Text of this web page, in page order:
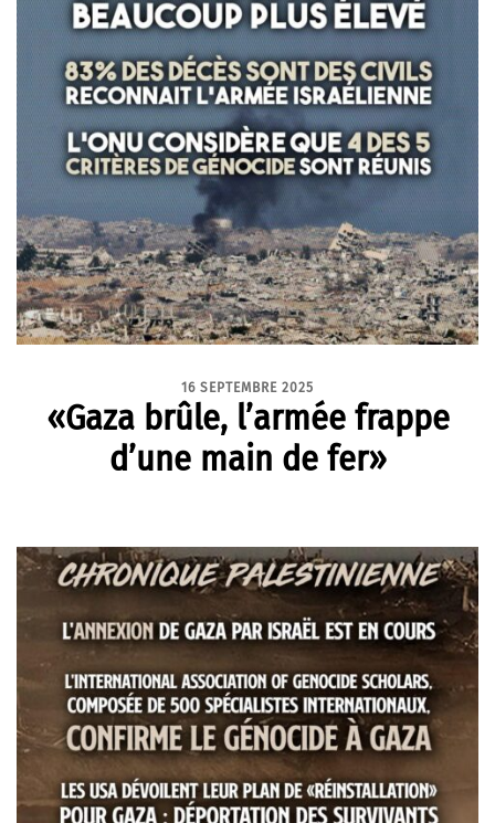
16 SEPTEMBRE 2025
«Gaza brûle, l’armée frappe
d’une main de fer»